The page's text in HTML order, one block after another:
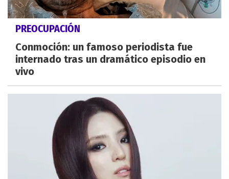
PREOCUPACIÓN
Conmoción: un famoso periodista fue
internado tras un dramático episodio en
vivo